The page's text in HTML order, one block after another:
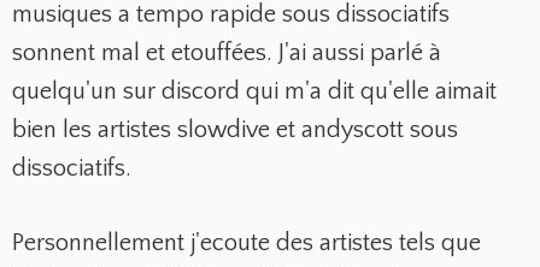
musiques a tempo rapide sous dissociatifs
sonnent mal et etouffées. J'ai aussi parlé à
quelqu'un sur discord qui m'a dit qu'elle aimait
bien les artistes slowdive et andyscott sous
dissociatifs.
Personnellement j'ecoute des artistes tels que